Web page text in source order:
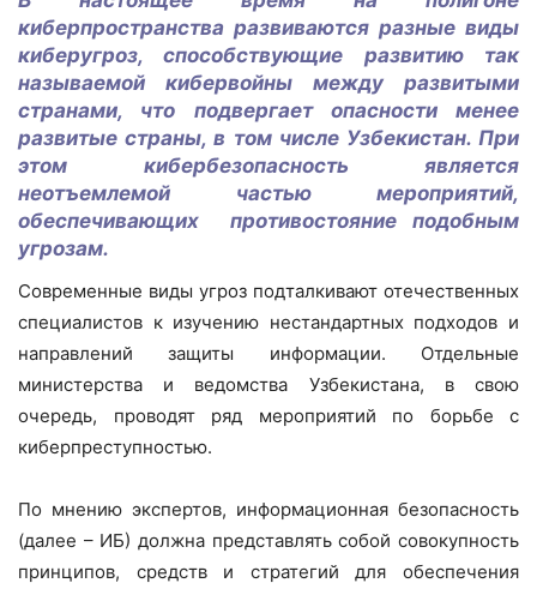
киберпространства развиваются разные виды
киберугроз, способствующие развитию так
называемой кибервойны между развитыми
странами, что подвергает опасности менее
развитые страны, в том числе Узбекистан. При
этом кибербезопасность является
неотъемлемой частью мероприятий,
обеспечивающих противостояние подобным
угрозам.
Современные виды угроз подталкивают отечественных
специалистов к изучению нестандартных подходов и
направлений защиты информации. Отдельные
министерства и ведомства Узбекистана, в свою
очередь, проводят ряд мероприятий по борьбе с
киберпреступностью.
По мнению экспертов, информационная безопасность
(далее – ИБ) должна представлять собой совокупность
принципов, средств и стратегий для обеспечения